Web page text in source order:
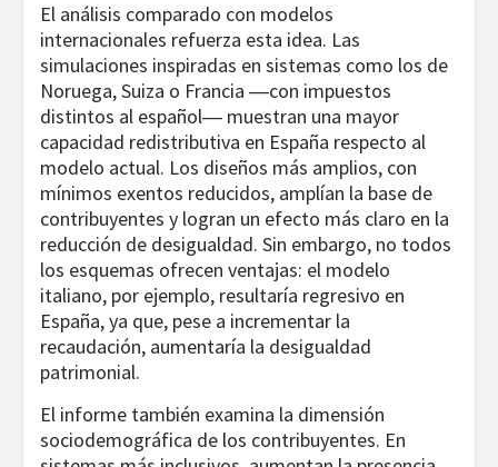
El análisis comparado con modelos
internacionales refuerza esta idea. Las
simulaciones inspiradas en sistemas como los de
Noruega, Suiza o Francia ―con impuestos
distintos al español― muestran una mayor
capacidad redistributiva en España respecto al
modelo actual. Los diseños más amplios, con
mínimos exentos reducidos, amplían la base de
contribuyentes y logran un efecto más claro en la
reducción de desigualdad. Sin embargo, no todos
los esquemas ofrecen ventajas: el modelo
italiano, por ejemplo, resultaría regresivo en
España, ya que, pese a incrementar la
recaudación, aumentaría la desigualdad
patrimonial.
El informe también examina la dimensión
sociodemográfica de los contribuyentes. En